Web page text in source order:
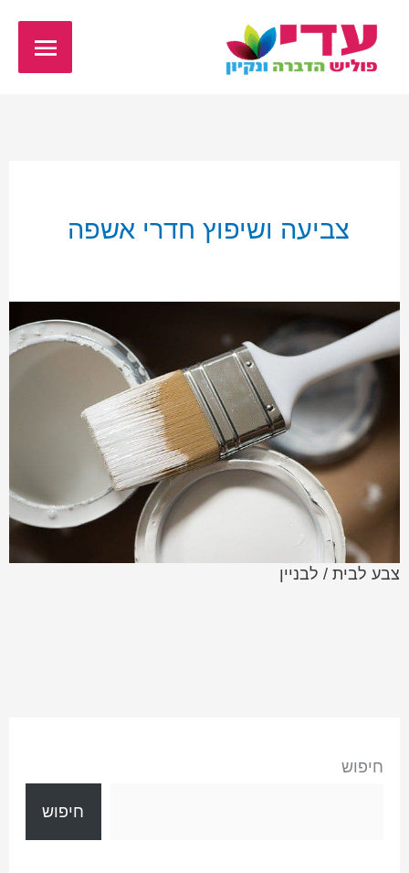
לתוכן
צביעה ושיפוץ חדרי אשפה
צבע לבית / לבניין
חיפוש
חיפוש